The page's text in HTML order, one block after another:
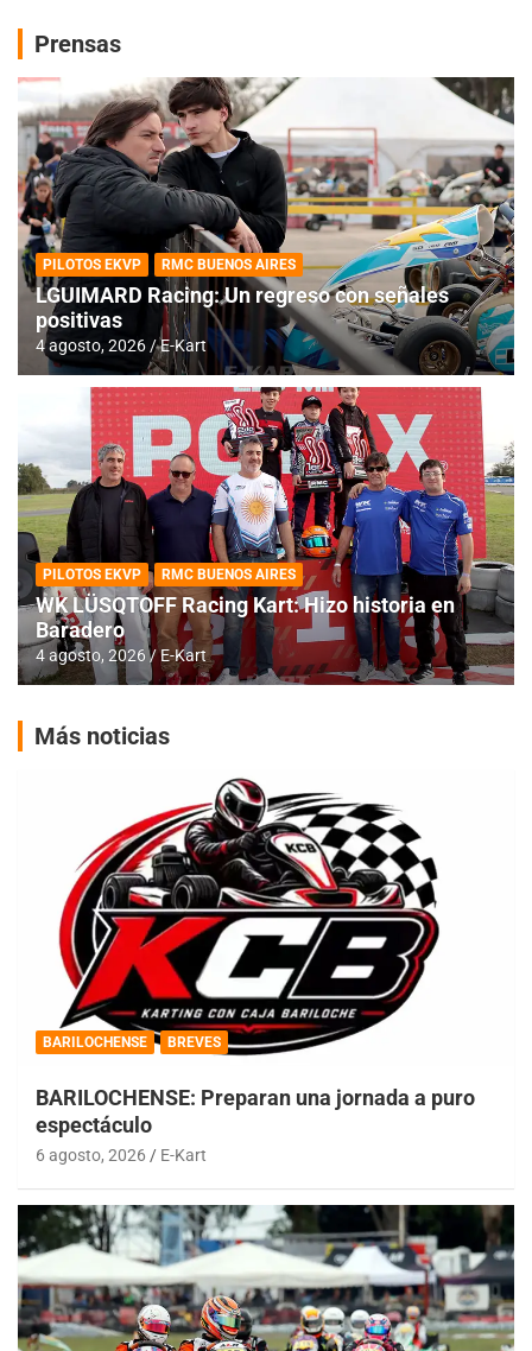
Prensas
PILOTOS EKVP RMC BUENOS AIRES
LGUIMARD Racing: Un regreso con señales
positivas
4 agosto, 2026 E-Kart
PILOTOS EKVP RMC BUENOS AIRES
WK LÜSQTOFF Racing Kart: Hizo historia en
Baradero
4 agosto, 2026 E-Kart
Más noticias
BARILOCHENSE BREVES
BARILOCHENSE: Preparan una jornada a puro
espectáculo
6 agosto, 2026 E-Kart